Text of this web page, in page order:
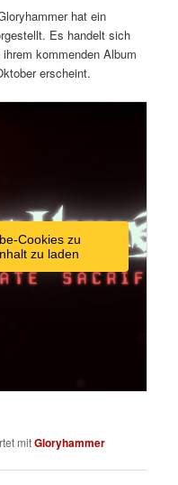
hat ein
Es handelt sich
kommenden Album
erscheint.
Cookies zu
zu laden
mitGloryhammer